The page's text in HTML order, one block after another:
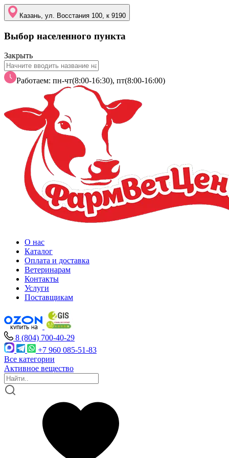
Казань, ул. Восстания 100, к 9190
Выбор населенного пункта
Закрыть
Работаем: пн-чт(8:00-16:30), пт(8:00-16:00)
О нас
Каталог
Оплата и доставка
Ветеринарам
Контакты
Услуги
Поставщикам
8 (804) 700-40-29
+7 960 085-51-83
Все категории
Активное вещество